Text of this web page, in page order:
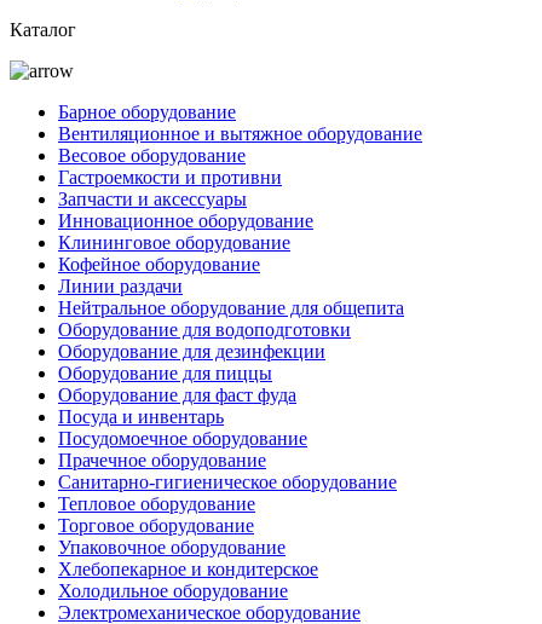
Каталог
Барное оборудование
Вентиляционное и вытяжное оборудование
Весовое оборудование
Гастроемкости и противни
Запчасти и аксессуары
Инновационное оборудование
Клининговое оборудование
Кофейное оборудование
Линии раздачи
Нейтральное оборудование для общепита
Оборудование для водоподготовки
Оборудование для дезинфекции
Оборудование для пиццы
Оборудование для фаст фуда
Посуда и инвентарь
Посудомоечное оборудование
Прачечное оборудование
Санитарно-гигиеническое оборудование
Тепловое оборудование
Торговое оборудование
Упаковочное оборудование
Хлебопекарное и кондитерское
Холодильное оборудование
Электрoмеханическое оборудование